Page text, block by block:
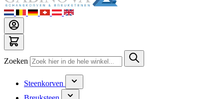
Zoeken
Steenkorven